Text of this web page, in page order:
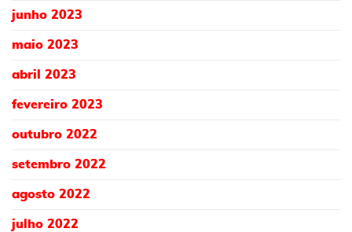
junho 2023
maio 2023
abril 2023
fevereiro 2023
outubro 2022
setembro 2022
agosto 2022
julho 2022